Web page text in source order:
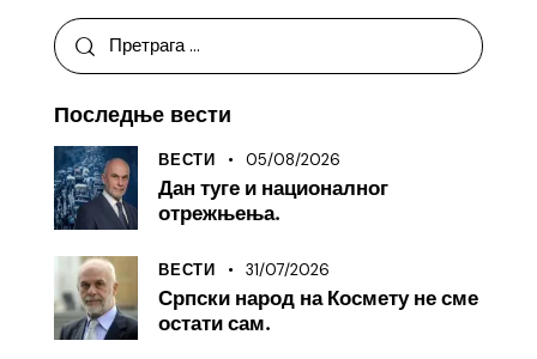
Последње вести
ВЕСТИ 05/08/2026
Дан туге и националног
отрежњења.
ВЕСТИ 31/07/2026
Српски народ на Космету не сме
остати сам.